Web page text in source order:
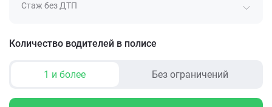
Стаж без ДТП
Количество водителей в полисе
1 и более Без ограничений